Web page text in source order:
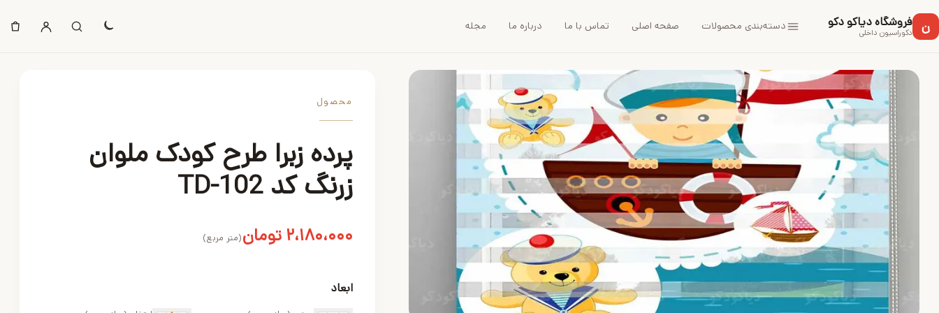
ن فروشگاه دیاکو دکو
دکوراسیون داخلی دسته‌بندی محصولات صفحه اصلی تماس با ما درباره ما مجله
محصول
پرده زبرا طرح کودک ملوان
زرنگ کد TD-102
۲،۱۸۰،۰۰۰ تومان(متر مربع)
ابعاد